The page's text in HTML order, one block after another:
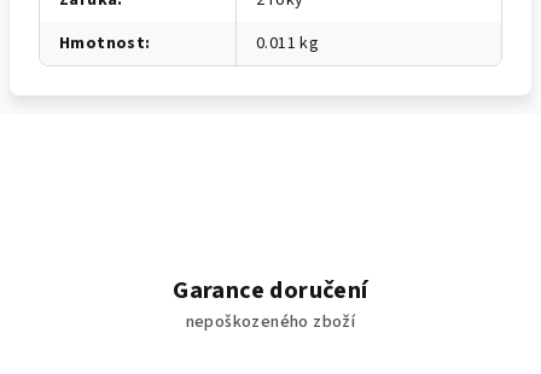
Hmotnost: 0.011 kg
Garance doručení
nepoškozeného zboží